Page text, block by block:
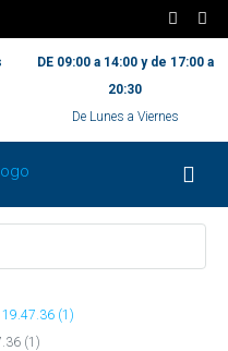
DE 09:00 a 14:00 y de 17:00 a
20:30
De Lunes a Viernes
(1)
(1)